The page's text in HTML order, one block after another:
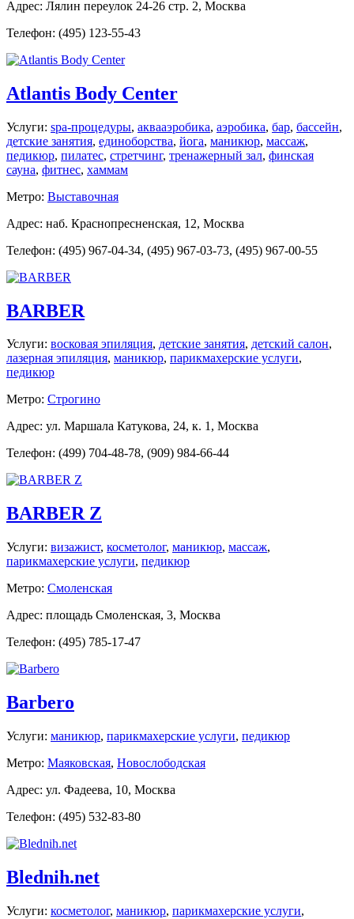
Адрес: Лялин переулок 24-26 стр. 2, Москва
Телефон: (495) 123-55-43
Atlantis Body Center
Услуги: spa-процедуры, аквааэробика, аэробика, бар, бассейн,
детские занятия, единоборства, йога, маникюр, массаж,
педикюр, пилатес, стретчинг, тренажерный зал, финская
сауна, фитнес, хаммам
Метро: Выставочная
Адрес: наб. Краснопресненская, 12, Москва
Телефон: (495) 967-04-34, (495) 967-03-73, (495) 967-00-55
BARBER
Услуги: восковая эпиляция, детские занятия, детский салон,
лазерная эпиляция, маникюр, парикмахерские услуги,
педикюр
Метро: Строгино
Адрес: ул. Маршала Катукова, 24, к. 1, Москва
Телефон: (499) 704-48-78, (909) 984-66-44
BARBER Z
Услуги: визажист, косметолог, маникюр, массаж,
парикмахерские услуги, педикюр
Метро: Смоленская
Адрес: площадь Смоленская, 3, Москва
Телефон: (495) 785-17-47
Barbero
Услуги: маникюр, парикмахерские услуги, педикюр
Метро: Маяковская, Новослободская
Адрес: ул. Фадеева, 10, Москва
Телефон: (495) 532-83-80
Blednih.net
Услуги: косметолог, маникюр, парикмахерские услуги,